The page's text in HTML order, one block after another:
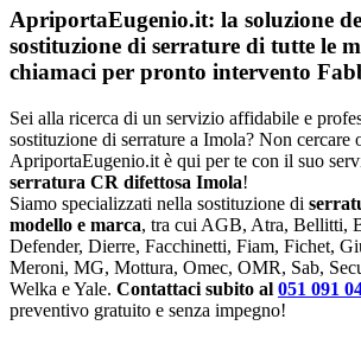
ApriportaEugenio.it: la soluzione
sostituzione di serrature di tutte le
chiamaci per pronto intervento
Sei alla ricerca di un servizio affidabile e
sostituzione di serrature a Imola? Non cercare
ApriportaEugenio.it è qui per te con il suo
serratura CR difettosa Imola!
Siamo specializzati nella sostituzione di
modello e marca, tra cui AGB, Atra, Bellitti,
Defender, Dierre, Facchinetti, Fiam, Fichet,
Meroni, MG, Mottura, Omec, OMR, Sab,
Welka e Yale. Contattaci subito al 051 091
preventivo gratuito e senza impegno!